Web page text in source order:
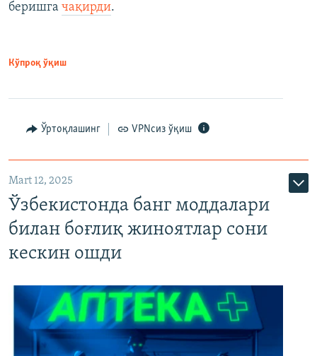
беришга чақирди.
Кўпроқ ўқиш
Ўртоқлашинг VPNсиз ўқиш
Mart 12, 2025
Ўзбекистонда банг моддалари
билан боғлиқ жиноятлар сони
кескин ошди